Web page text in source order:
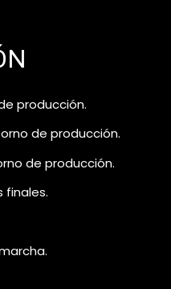
producción.
de producción.
de producción.
finales.